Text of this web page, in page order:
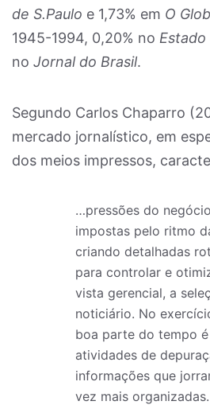
de S.Paulo e 1,73% em O
1945-1994, 0,20% no Estado
no Jornal do Brasil.
Segundo Carlos Chaparro
mercado jornalístico, em
dos meios impressos,
…pressões do
impostas pelo ritmo
criando detalhadas
para controlar e
vista gerencial, a
noticiário. No
boa parte do tempo
atividades de
informações que
vez mais